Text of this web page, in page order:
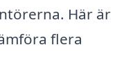
Här är
flera